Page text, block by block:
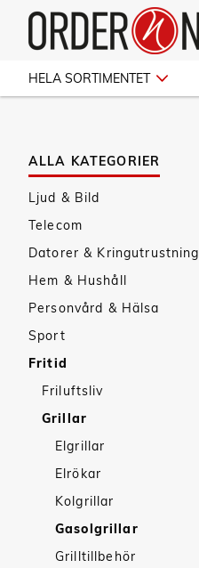
HELA SORTIMENTET
ALLA KATEGORIER
Ljud & Bild
Telecom
Datorer & Kringutrustning
Hem & Hushåll
Personvård & Hälsa
Sport
Fritid
Friluftsliv
Grillar
Elgrillar
Elrökar
Kolgrillar
Gasolgrillar
Grilltillbehör